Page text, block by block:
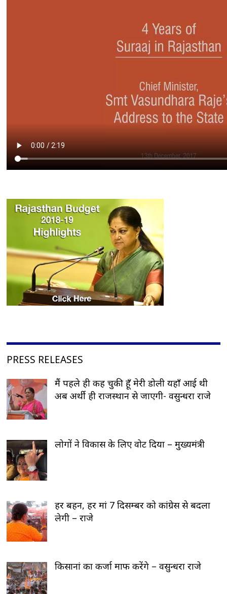
PRESS RELEASES
मैं पहले ही कह चुकी हूँ मेरी डोली यहाँ आई थी
अब अर्थी ही राजस्थान से जाएगी- वसुन्धरा राजे
लोगों ने विकास के लिए वोट दिया – मुख्यमंत्री
हर बहन, हर मां 7 दिसम्बर को कांग्रेस से बदला
लेगी – राजे
किसानां का कर्जा माफ करेंगे – वसुन्धरा राजे